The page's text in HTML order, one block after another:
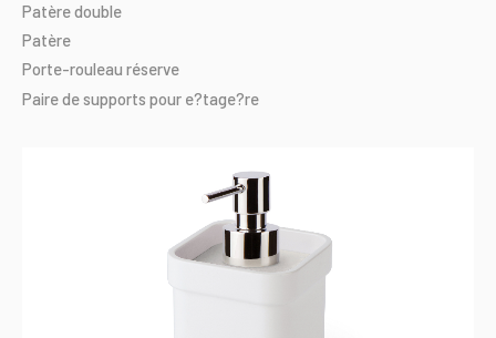
Patèredouble
Patère
Porte-rouleau réserve
Pairedesupports pour e?tage?re